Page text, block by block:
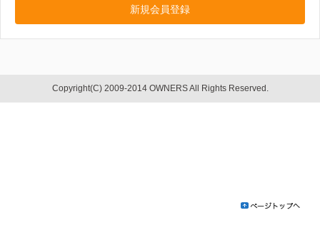
新規会員登録
Copyright(C) 2009-2014 OWNERS All Rights Reserved.